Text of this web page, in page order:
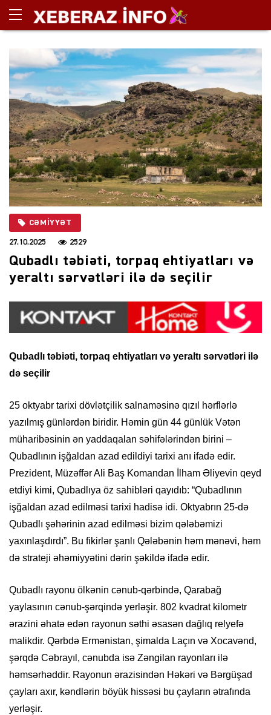
CƏMIYYƏT
27.10.2025 2529
Qubadlı təbiəti, torpaq ehtiyatları və
yeraltı sərvətləri ilə də seçilir
Qubadlı təbiəti, torpaq ehtiyatları və yeraltı sərvətləri ilə
də seçilir
25 oktyabr tarixi dövlətçilik salnaməsinə qızıl hərflərlə
yazılmış günlərdən biridir. Həmin gün 44 günlük Vətən
müharibəsinin ən yaddaqalan səhifələrindən birini –
Qubadlının işğaldan azad edildiyi tarixi anı ifadə edir.
Prezident, Müzəffər Ali Baş Komandan İlham Əliyevin qeyd
etdiyi kimi, Qubadlıya öz sahibləri qayıdıb: “Qubadlının
işğaldan azad edilməsi tarixi hadisə idi. Oktyabrın 25-də
Qubadlı şəhərinin azad edilməsi bizim qələbəmizi
yaxınlaşdırdı”. Bu fikirlər şanlı Qələbənin həm mənəvi, həm
də strateji əhəmiyyətini dərin şəkildə ifadə edir.
Qubadlı rayonu ölkənin cənub-qərbində, Qarabağ
yaylasının cənub-şərqində yerləşir. 802 kvadrat kilometr
ərazini əhatə edən rayonun səthi əsasən dağlıq relyefə
malikdir. Qərbdə Ermənistan, şimalda Laçın və Xocavənd,
şərqdə Cəbrayıl, cənubda isə Zəngilan rayonları ilə
həmsərhəddir. Rayonun ərazisindən Həkəri və Bərgüşad
çayları axır, kəndlərin böyük hissəsi bu çayların ətrafında
yerləşir.